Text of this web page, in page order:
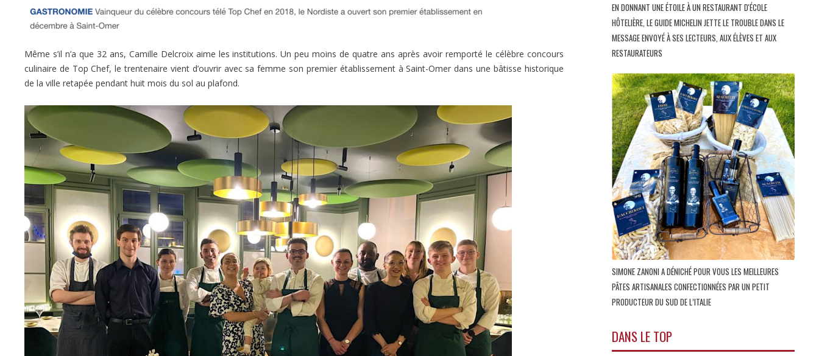
Même s’il n’a que 32 ans, Camille Delcroix aime les institutions. Un peu moins de quatre ans après avoir remporté le célèbre concours
culinaire de Top Chef, le trentenaire vient d’ouvrir avec sa femme son premier établissement à Saint-Omer dans une bâtisse historique
de la ville retapée pendant huit mois du sol au plafond.
EN DONNANT UNE ÉTOILE À UN RESTAURANT D'ÉCOLE
HÔTELIÈRE, LE GUIDE MICHELIN JETTE LE TROUBLE DANS LE
MESSAGE ENVOYÉ À SES LECTEURS, AUX ÉLÈVES ET AUX
RESTAURATEURS
SIMONE ZANONI A DÉNICHÉ POUR VOUS LES MEILLEURES
PÂTES ARTISANALES CONFECTIONNÉES PAR UN PETIT
PRODUCTEUR DU SUD DE L’ITALIE
DANS LE TOP